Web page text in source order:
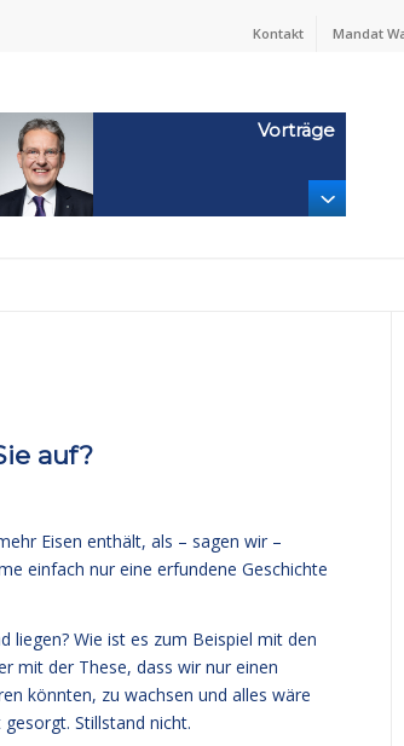
Kontakt Mandat
Vorträge
auf?
Eisen enthält, als – sagen wir –
einfach nur eine erfundene Geschichte
Wie ist es zum Beispiel mit den
mit der These, dass wir nur einen
könnten, zu wachsen und alles wäre
Stillstand nicht.